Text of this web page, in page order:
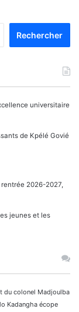
universitaire
de Kpélé Govié
2026-2027,
jeunes et les
du colonel Madjoulba
Kadangha écope